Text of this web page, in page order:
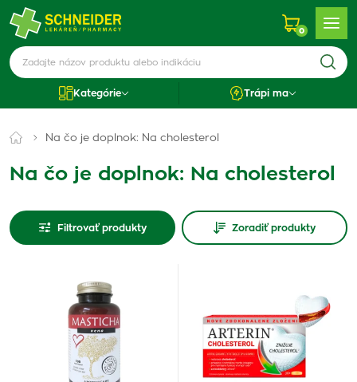
0
Kategórie Trápi ma
Na čo je doplnok: Na cholesterol
Na čo je doplnok: Na cholesterol
Filtrovať produkty Zoradiť produkty